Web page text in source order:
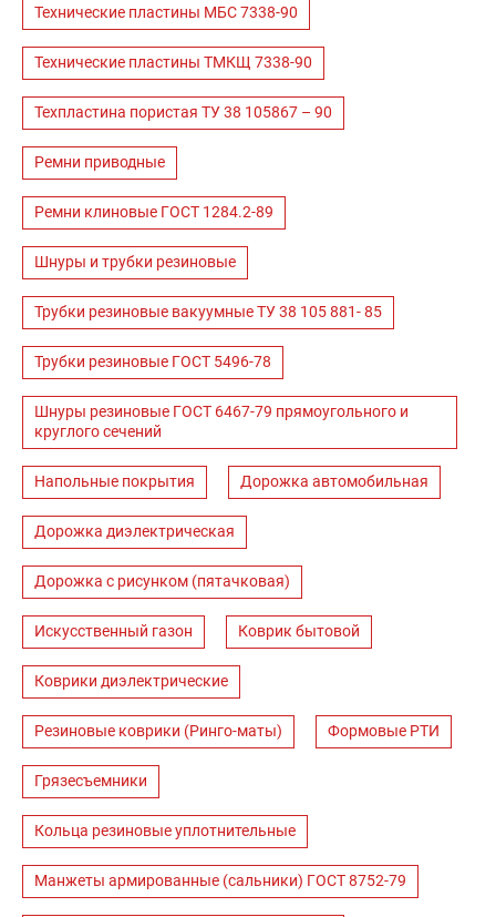
Технические пластины МБС 7338-90
Технические пластины ТМКЩ 7338-90
Техпластина пористая ТУ 38 105867 – 90
Ремни приводные
Ремни клиновые ГОСТ 1284.2-89
Шнуры и трубки резиновые
Трубки резиновые вакуумные ТУ 38 105 881- 85
Трубки резиновые ГОСТ 5496-78
Шнуры резиновые ГОСТ 6467-79 прямоугольного и
круглого сечений
Напольные покрытия Дорожка автомобильная
Дорожка диэлектрическая
Дорожка с рисунком (пятачковая)
Искусственный газон Коврик бытовой
Коврики диэлектрические
Резиновые коврики (Ринго-маты) Формовые РТИ
Грязесъемники
Кольца резиновые уплотнительные
Манжеты армированные (сальники) ГОСТ 8752-79